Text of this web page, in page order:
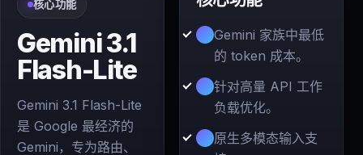
核心功能
Gemini 3.1
Flash-Lite
Gemini 3.1 Flash-Lite
是 Google 最经济的
Gemini，专为路由、
Gemini 家族中最低
的 token 成本。
针对高量 API 工作
负载优化。
原生多模态输入支